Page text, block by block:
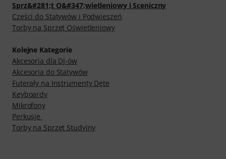
Sprz&#281;t O&#347;wietleniowy i Sceniczny
Części do Statywów i Podwieszeń
Torby na Sprzęt Oświetleniowy
Kolejne Kategorie
Akcesoria dla DJ-ów
Akcesoria do Statywów
Futerały na Instrumenty Dęte
Keyboardy
Mikrofony
Perkusje
Torby na Sprzęt Studyjny